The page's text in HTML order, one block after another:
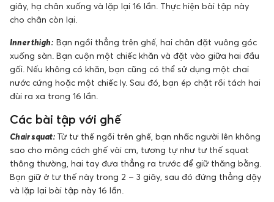
giây, hạ chân xuống và lặp lại 16 lần. Thực hiện bài tập này
cho chân còn lại.
Inner thigh: Bạn ngồi thẳng trên ghế, hai chân đặt vuông góc
xuống sàn. Bạn cuộn một chiếc khăn và đặt vào giữa hai đầu
gối. Nếu không có khăn, bạn cũng có thể sử dụng một chai
nước cứng hoặc một chiếc ly. Sau đó, bạn ép chặt rồi tách hai
đùi ra xa trong 16 lần.
Các bài tập với ghế
Chair squat: Từ tư thế ngồi trên ghế, bạn nhấc người lên không
sao cho mông cách ghế vài cm, tương tự như tư thế squat
thông thường, hai tay đưa thẳng ra trước để giữ thăng bằng.
Bạn giữ ở tư thế này trong 2 – 3 giây, sau đó đứng thẳng dậy
và lặp lại bài tập này 16 lần.